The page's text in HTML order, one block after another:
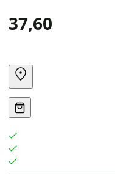
37,60